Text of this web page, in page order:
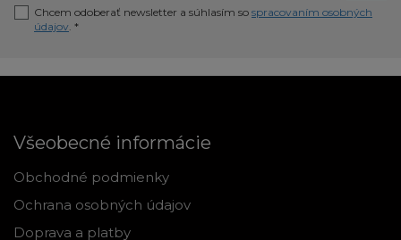
Chcem odoberať newsletter a súhlasím so spracovaním osobných
údajov . *
Všeobecné informácie
Obchodné podmienky
Ochrana osobných údajov
Doprava a platby